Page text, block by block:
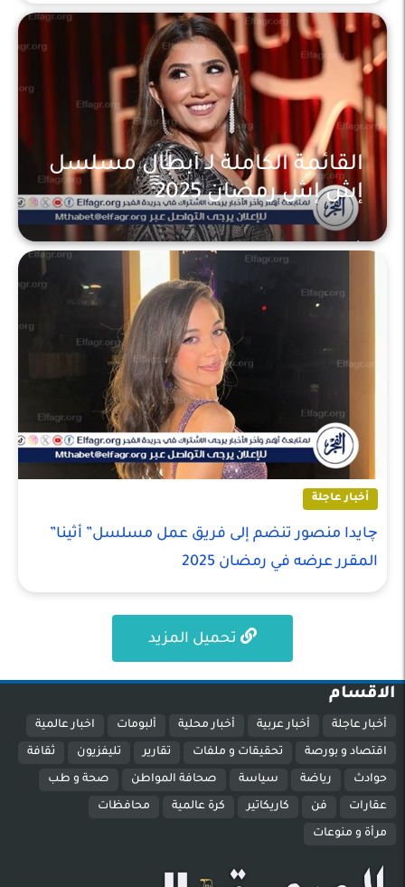
أخبار عاجلة
القائمة الكاملة لـ أبطال مسلسل
إش إش رمضان 2025
أخبار عاجلة
چايدا منصور تنضم إلى فريق عمل مسلسل” أثينا”
المقرر عرضه في رمضان 2025
تحميل المزيد
الاقسام
أخبار عاجلة أخبار عربية أخبار محلية ألبومات اخبار عالمية
اقتصاد و بورصة تحقيقات و ملفات تقارير تليفزيون ثقافة
حوادث رياضة سياسة صحافة المواطن صحة و طب
عقارات فن كاريكاتير كرة عالمية محافظات
مرأة و منوعات